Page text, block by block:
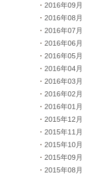
2016年09月
2016年08月
2016年07月
2016年06月
2016年05月
2016年04月
2016年03月
2016年02月
2016年01月
2015年12月
2015年11月
2015年10月
2015年09月
2015年08月